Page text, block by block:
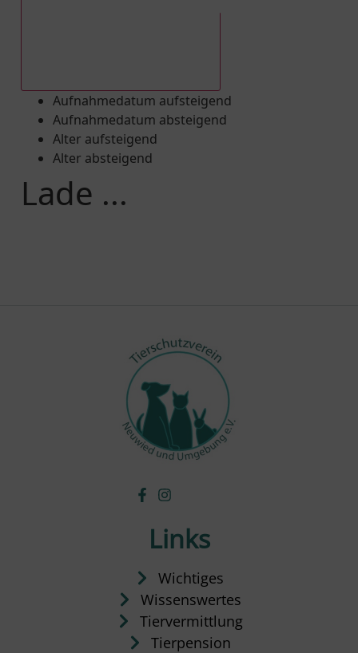
Aufnahmedatum aufsteigend
Aufnahmedatum absteigend
Alter aufsteigend
Alter absteigend
Lade ...
Links
Wichtiges
Wissenswertes
Tiervermittlung
Tierpension